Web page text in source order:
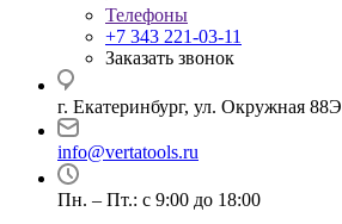
Телефоны
+7 343 221-03-11
Заказать звонок
г. Екатеринбург, ул. Окружная 88Э
info@vertatools.ru
Пн. – Пт.: с 9:00 до 18:00